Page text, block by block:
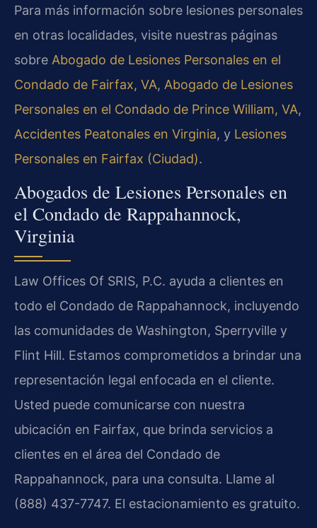
Para más información sobre lesiones personales
en otras localidades, visite nuestras páginas
sobre Abogado de Lesiones Personales en el
Condado de Fairfax, VA, Abogado de Lesiones
Personales en el Condado de Prince William, VA,
Accidentes Peatonales en Virginia, y Lesiones
Personales en Fairfax (Ciudad).
Abogados de Lesiones Personales en
el Condado de Rappahannock,
Virginia
Law Offices Of SRIS, P.C. ayuda a clientes en
todo el Condado de Rappahannock, incluyendo
las comunidades de Washington, Sperryville y
Flint Hill. Estamos comprometidos a brindar una
representación legal enfocada en el cliente.
Usted puede comunicarse con nuestra
ubicación en Fairfax, que brinda servicios a
clientes en el área del Condado de
Rappahannock, para una consulta. Llame al
(888) 437-7747. El estacionamiento es gratuito.